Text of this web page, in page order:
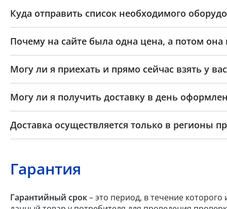
Куда отправить список необходимого
Почему на сайте была одна цена, а потом она
Могу ли я приехать и прямо сейчас взять у
Могу ли я получить доставку в день
Доставка осуществляется только в регионы
Гарантия
Гарантийный срок– это период, в течение которого